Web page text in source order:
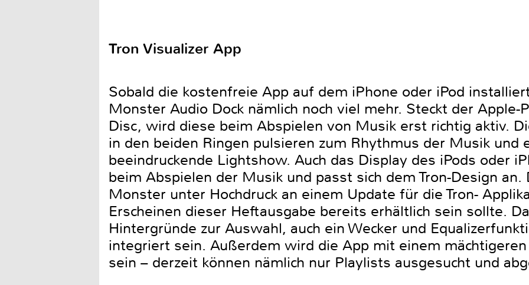
Tron Visualizer App
Sobald die kostenfreie App auf dem iPhone oder iPod
Monster Audio Dock nämlich noch viel mehr. Steckt der Apple-
Disc, wird diese beim Abspielen von Musik erst richtig aktiv.
in den beiden Ringen pulsieren zum Rhythmus der Musik und
beeindruckende Lightshow. Auch das Display des iPods oder
beim Abspielen der Musik und passt sich dem Tron-Design
Monster unter Hochdruck an einem Update für die Tron-
Erscheinen dieser Heftausgabe bereits erhältlich sein sollte.
Hintergründe zur Auswahl, auch ein Wecker und
integriert sein. Außerdem wird die App mit einem
sein – derzeit können nämlich nur Playlists ausgesucht und